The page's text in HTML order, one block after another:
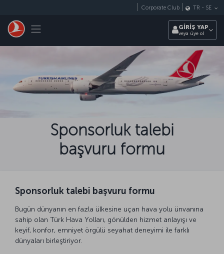
Toggle navigation
Corporate Club TR - SE
GİRİŞ YAP
veya üye ol
Sponsorluk talebi
başvuru formu
Sponsorluk talebi başvuru formu
Bugün dünyanın en fazla ülkesine uçan hava yolu ünvanına
sahip olan Türk Hava Yolları, gönülden hizmet anlayışı ve
keyif, konfor, emniyet örgülü seyahat deneyimi ile farklı
dünyaları birleştiriyor.